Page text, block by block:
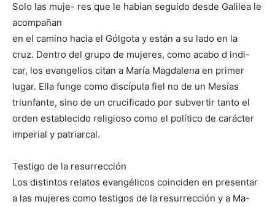
Solo las muje- res que le habían seguido desde Galilea le
acompañan
en el camino hacia el Gólgota y están a su lado en la
cruz. Dentro del grupo de mujeres, como acabo d indi-
car, los evangelios citan a María Magdalena en primer
lugar. Ella funge como discípula fiel no de un Mesías
triunfante, sino de un crucificado por subvertir tanto el
orden establecido religioso como el político de carácter
imperial y patriarcal.
Testigo de la resurrección
Los distintos relatos evangélicos coinciden en presentar
a las mujeres como testigos de la resurrección y a Ma-